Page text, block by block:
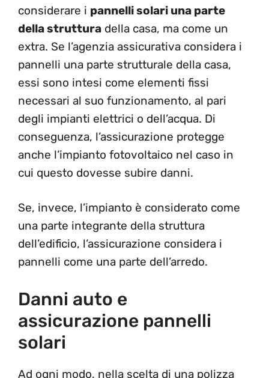
considerare i pannelli solari una parte
della struttura della casa, ma come un
extra. Se l’agenzia assicurativa considera i
pannelli una parte strutturale della casa,
essi sono intesi come elementi fissi
necessari al suo funzionamento, al pari
degli impianti elettrici o dell’acqua. Di
conseguenza, l’assicurazione protegge
anche l’impianto fotovoltaico nel caso in
cui questo dovesse subire danni.
Se, invece, l’impianto è considerato come
una parte integrante della struttura
dell’edificio, l’assicurazione considera i
pannelli come una parte dell’arredo.
Danni auto e
assicurazione pannelli
solari
Ad ogni modo, nella scelta di una polizza